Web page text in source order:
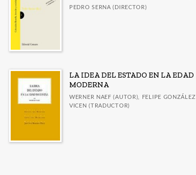
PEDRO SERNA (DIRECTOR)
LA IDEA DEL ESTADO EN LA EDAD
MODERNA
WERNER NAEF (AUTOR), FELIPE GONZÁLEZ
VICEN (TRADUCTOR)